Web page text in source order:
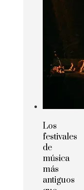
Los
festivales
de
música
más
antiguos